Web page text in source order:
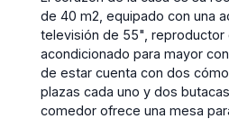
de 40 m2, equipado con una
televisión de 55", reproductor
acondicionado para mayor
de estar cuenta con dos
plazas cada uno y dos
comedor ofrece una mesa